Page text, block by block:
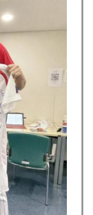
適切接待は慣行
プ4強にも疑い
握りつつあるよ
するんだろう
がする」
いレベルで美し
は・・・？【海
どお勧めな日本
めがけてよちよ